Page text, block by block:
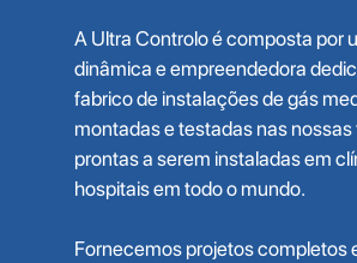
A Ultra Controlo é composta por
dinâmica e empreendedora
fabrico de instalações de gás
montadas e testadas nas
prontas a serem instaladas em
hospitais em todo o mundo.
Fornecemos projetos completos